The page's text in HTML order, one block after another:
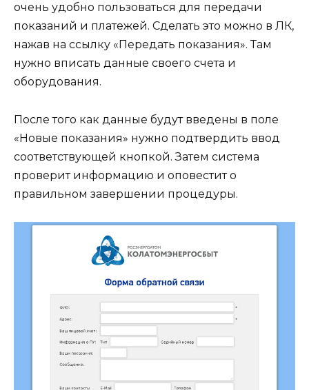
очень удобно пользоваться для передачи
показаний и платежей. Сделать это можно в ЛК,
нажав на ссылку «Передать показания». Там
нужно вписать данные своего счета и
оборудования.
После того как данные будут введены в поле
«Новые показания» нужно подтвердить ввод
соответствующей кнопкой. Затем система
проверит информацию и оповестит о
правильном завершении процедуры.